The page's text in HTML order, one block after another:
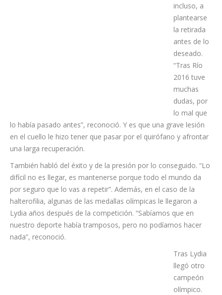
que le
llevaron,
incluso, a
plantearse
la retirada
antes de lo
deseado.
“Tras Río
2016 tuve
muchas
dudas, por
lo mal que
lo había pasado antes”, reconoció. Y es que una grave lesión
en el cuello le hizo tener que pasar por el quirófano y afrontar
una larga recuperación.
También habló del éxito y de la presión por lo conseguido. “Lo
difícil no es llegar, es mantenerse porque todo el mundo da
por seguro que lo vas a repetir”. Además, en el caso de la
halterofilia, algunas de las medallas olímpicas le llegaron a
Lydia años después de la competición. “Sabíamos que en
nuestro deporte había tramposos, pero no podíamos hacer
Tras Lydia
llegó otro